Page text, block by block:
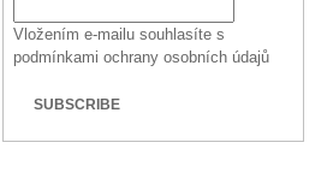
Vložením e-mailu souhlasíte s
podmínkami ochrany osobních údajů
SUBSCRIBE